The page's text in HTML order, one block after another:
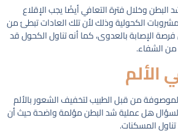
البطن وخلال فترة التعافي أيضًا يجب الإقلاع
الكحولية وذلك لأن تلك العادات تبطئ من
فرصة الإصابة بالعدوى، كما أنه تناول الكحول قد
الشفاء.
الألم
من قبل الطبيب لتخفيف الشعور بالألم
السؤال هل عملية شد البطن مؤلمةواضحة حيث أن
المسكنات.